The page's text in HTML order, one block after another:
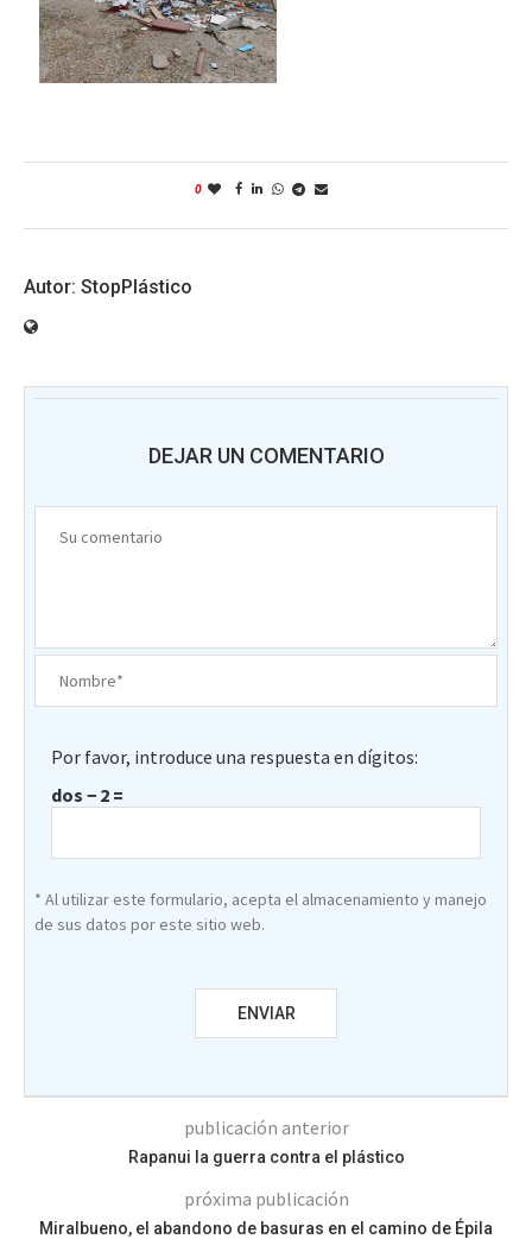
0
StopPlástico
DEJAR UN COMENTARIO
Por favor, introduce una respuesta en dígitos:
dos − 2 =
* Al utilizar este formulario, acepta el almacenamiento y manejo
de sus datos por este sitio web.
publicación anterior
Rapanui la guerra contra el plástico
próxima publicación
Miralbueno, el abandono de basuras en el camino de Épila